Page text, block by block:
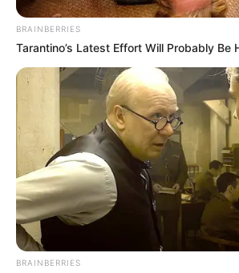
BRAINBERRIES
Tarantino’s Latest Effort Will Probably Be
BRAINBERRIES